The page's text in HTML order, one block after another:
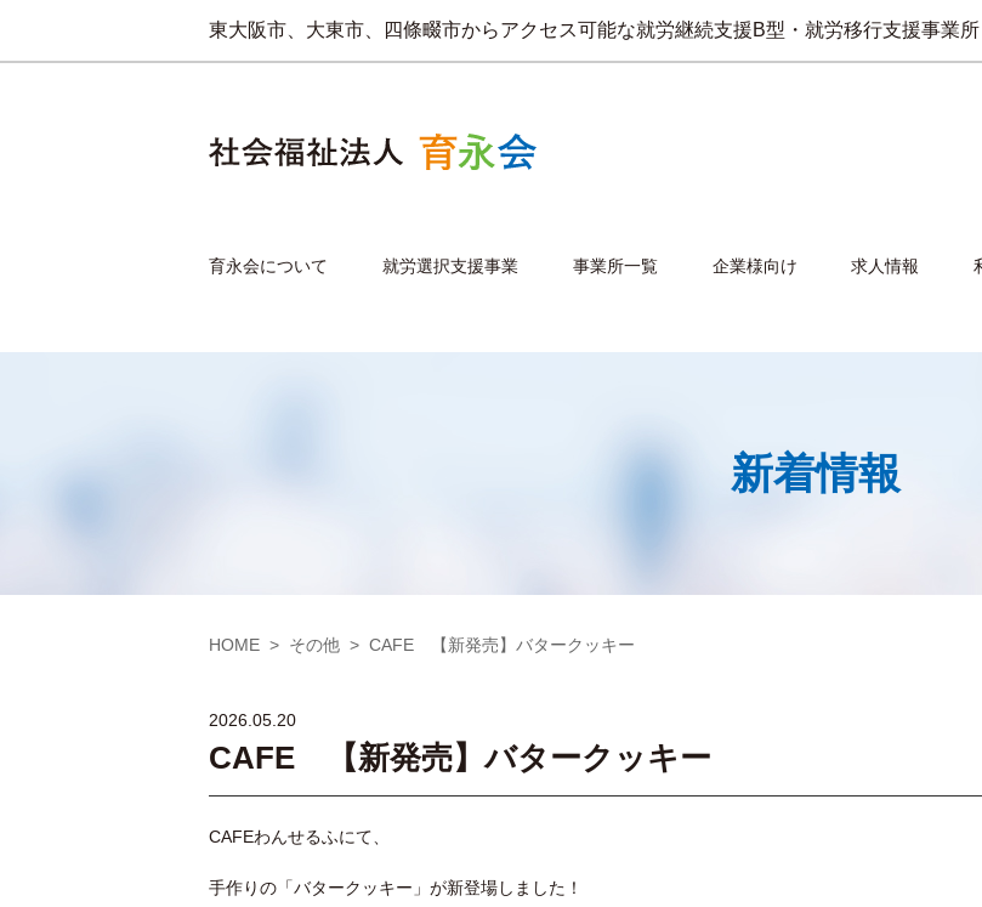
東大阪市、大東市、四條畷市からアクセス可能な就労継続支援B型・就労移行支援事業所
育永会について 就労選択支援事業 事業所一覧 企業様向け 求人情報
新着情報
HOME その他 CAFE 【新発売】バタークッキー
2026.05.20
CAFE 【新発売】バタークッキー
CAFEわんせるふにて、
手作りの「バタークッキー」が新登場しました！